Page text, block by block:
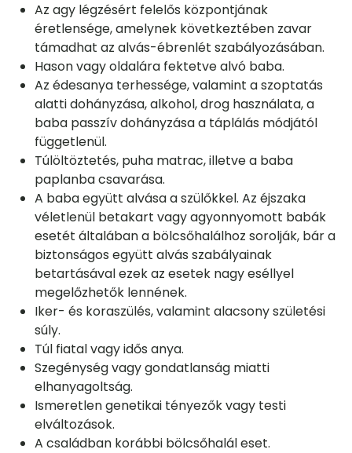
Az agy légzésért felelős központjának
éretlensége, amelynek következtében zavar
támadhat az alvás-ébrenlét szabályozásában.
Hason vagy oldalára fektetve alvó baba.
Az édesanya terhessége, valamint a szoptatás
alatti dohányzása, alkohol, drog használata, a
baba passzív dohányzása a táplálás módjától
függetlenül.
Túlöltöztetés, puha matrac, illetve a baba
paplanba csavarása.
A baba együtt alvása a szülőkkel. Az éjszaka
véletlenül betakart vagy agyonnyomott babák
esetét általában a bölcsőhalálhoz sorolják, bár a
biztonságos együtt alvás szabályainak
betartásával ezek az esetek nagy eséllyel
megelőzhetők lennének.
Iker- és koraszülés, valamint alacsony születési
súly.
Túl fiatal vagy idős anya.
Szegénység vagy gondatlanság miatti
elhanyagoltság.
Ismeretlen genetikai tényezők vagy testi
elváltozások.
A családban korábbi bölcsőhalál eset.